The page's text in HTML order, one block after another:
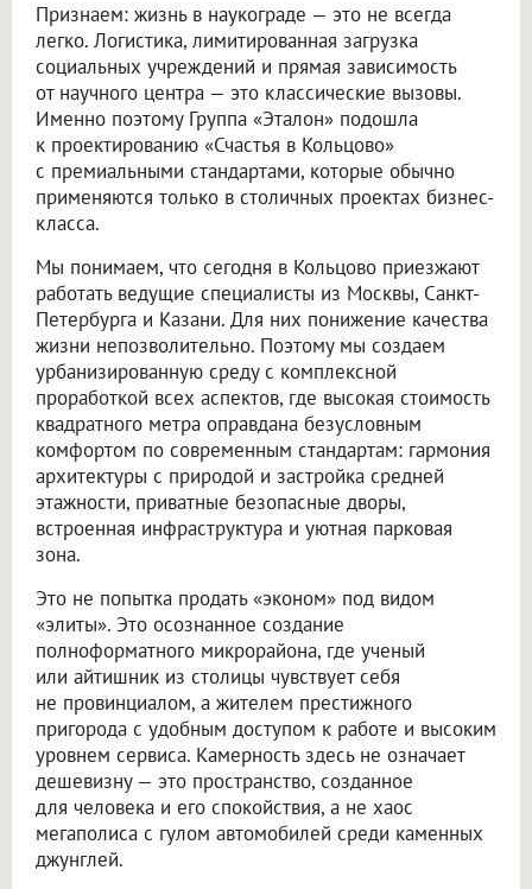
Признаем: жизнь в наукограде — это не всегда
легко. Логистика, лимитированная загрузка
социальных учреждений и прямая зависимость
от научного центра — это классические вызовы.
Именно поэтому Группа «Эталон» подошла
к проектированию «Счастья в Кольцово»
с премиальными стандартами, которые обычно
применяются только в столичных проектах бизнес-
класса.
Мы понимаем, что сегодня в Кольцово приезжают
работать ведущие специалисты из Москвы, Санкт-
Петербурга и Казани. Для них понижение качества
жизни непозволительно. Поэтому мы создаем
урбанизированную среду с комплексной
проработкой всех аспектов, где высокая стоимость
квадратного метра оправдана безусловным
комфортом по современным стандартам: гармония
архитектуры с природой и застройка средней
этажности, приватные безопасные дворы,
встроенная инфраструктура и уютная парковая
зона.
Это не попытка продать «эконом» под видом
«элиты». Это осознанное создание
полноформатного микрорайона, где ученый
или айтишник из столицы чувствует себя
не провинциалом, а жителем престижного
пригорода с удобным доступом к работе и высоким
уровнем сервиса. Камерность здесь не означает
дешевизну — это пространство, созданное
для человека и его спокойствия, а не хаос
мегаполиса с гулом автомобилей среди каменных
джунглей.